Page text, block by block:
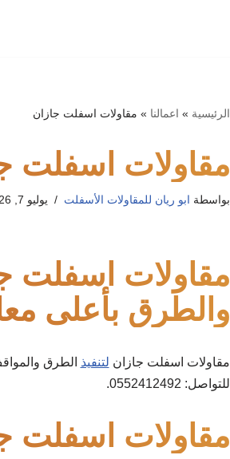
الرئيسية » اعمالنا » مقاولات اسفلت جازان
مقاولات اسفلت
بواسطة ابو ريان للمقاولات الأسفلت يوليو 7, 2026
مقاولات اسفلت
والطرق بأعلى
مقاولات اسفلت جازان لتنفيذ الطرق
للتواصل: 0552412492.
مقاولات اسفلت